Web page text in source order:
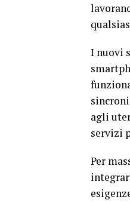
I nuovi
agli
servizi
Per